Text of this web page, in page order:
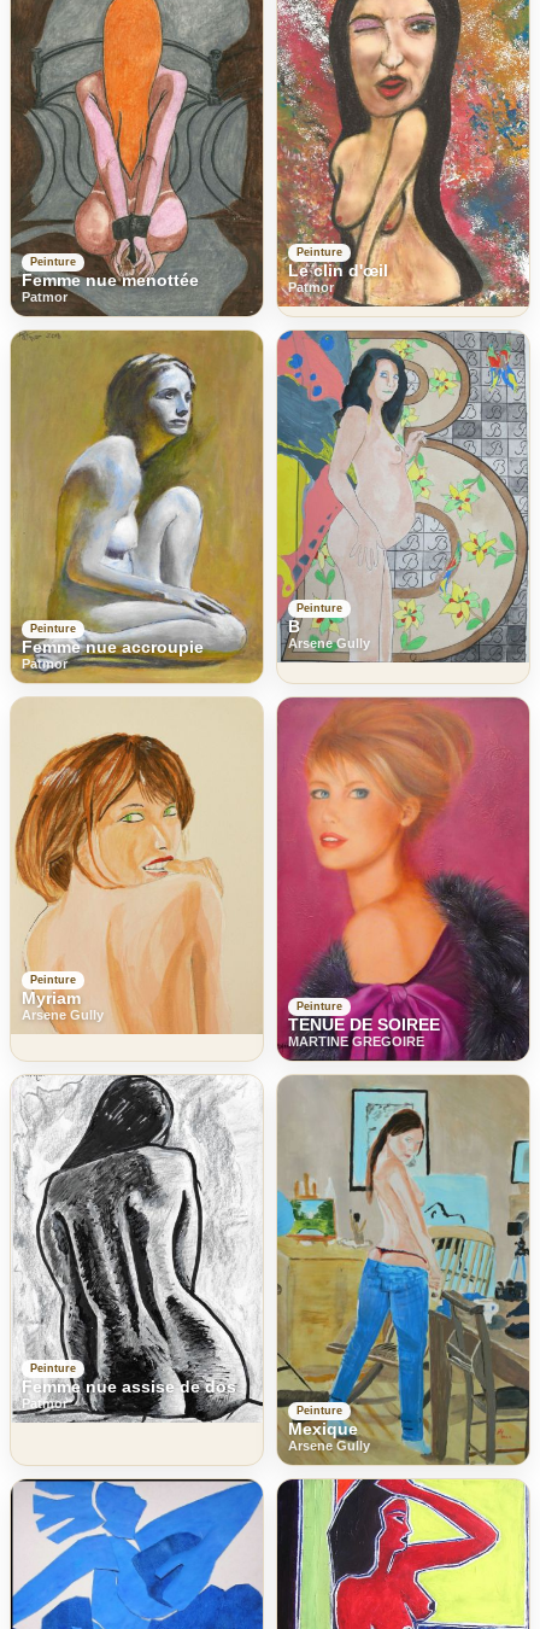
Peinture
Femme nue menottée
Patmor
Peinture
Le clin d'œil
Patmor
Peinture
Femme nue accroupie
Patmor
Peinture
B
Arsene Gully
Peinture
Myriam
Arsene Gully
Peinture
TENUE DE SOIREE
MARTINE GREGOIRE
Peinture
Femme nue assise de dos
Patmor
Peinture
Mexique
Arsene Gully